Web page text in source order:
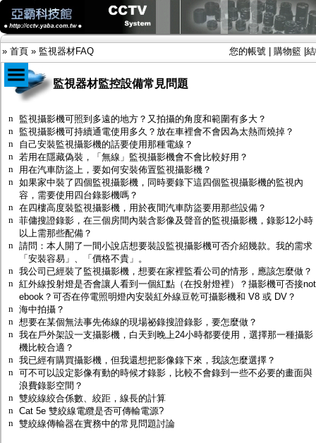
» 首頁 » 監視器材FAQ 您的帳號 購物籃
商品目錄
限時促銷特惠專案
IP網路攝影機及錄放影機
AHD DVR數位錄放影機
AHD半球型(適用屋內)
AHD中小型紅外線攝影機(適用騎樓、室內外)
AHD防護罩型攝影機(適用屋外，紅外線照射
距離遠）
AHD特殊功能型攝影機
旋轉型攝影機.旋轉台
傳統高解析攝影機
鏡頭
投光設備
防護罩及支架
多路攝影機單軸傳輸
監聽器.麥克風
網路設備
視訊轉換設備
雙絞線傳輸器
雜訊改善器
分配放大器
網路線用水晶頭
網路線
懶人線.同軸線.花線
監視器材監控設備常見問題
n
監視攝影機可照到多遠的地方？又拍攝的角度和範圍有多大？
n
監視攝影機可持續通電使用多久？放在車裡會不會因為太熱而燒掉？
n
自己安裝監視攝影機的話要使用那種電線？
n 若用在隱藏偽裝，「無線」監視攝影機會不會比較好用？
n
用在汽車防盜上，要如何安裝佈置監視攝影機？
n 如果家中裝了四個監視攝影機，同時要錄下這四個監視攝影機的監視內
容，需要使用四台錄影機嗎？
n 在四樓高度裝監視攝影機，用於夜間汽車防盜要用那些設備？
n 菲傭搜證錄影，在三個房間內裝含影像及聲音的監視攝影機，錄影12小時
以上需那些配備？
n 請問：本人開了一間小說店想要裝設監視攝影機可否介紹幾款。我的需求
「安裝容易」、「價格不貴」。
n 我公司已經裝了監視攝影機，想要在家裡監看公司的情形，應該怎麼做？
n 紅外線投射燈是否會讓人看到一個紅點（在投射燈裡）？攝影機可否接not
ebook？可否在停電照明燈內安裝紅外線豆乾可攝影機和 V8 或 DV？
n 海中拍攝？
n 想要在某個無法事先佈線的現場祕錄搜證錄影，要怎麼做？
n 我在戶外架設一支攝影機，白天到晚上24小時都要使用，選擇那一種攝影
機比較合適？
n 我已經有購買攝影機，但我還想把影像錄下來，我該怎麼選擇？
n 可不可以設定影像有動的時候才錄影，比較不會錄到一些不必要的畫面與
浪費錄影空間？
n 雙絞線絞合係數、絞距，線長的計算
n Cat 5e 雙絞線電纜是否可傳輸電源?
n 雙絞線傳輸器在實務中的常見問題討論